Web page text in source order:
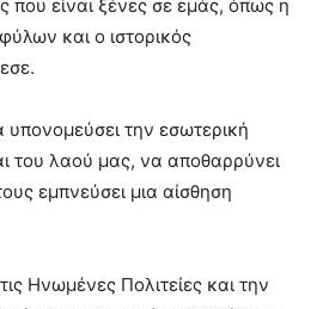
που είναι ξένες σε εμάς, όπως η
και ο ιστορικός
την εσωτερική
του λαού μας, να αποθαρρύνει
εμπνεύσει μια αίσθηση
Ηνωμένες Πολιτείες και την